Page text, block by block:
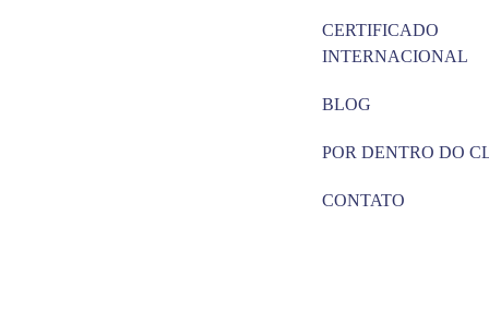
CERTIFICADO
INTERNACIONAL
BLOG
POR DENTRO DO
CONTATO